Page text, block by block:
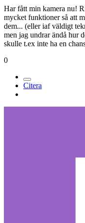
Har fått min kamera nu!
mycket funktioner så att
dem... (eller iaf väldigt
men jag undrar ändå hur
skulle t.ex inte ha en
0
Citera